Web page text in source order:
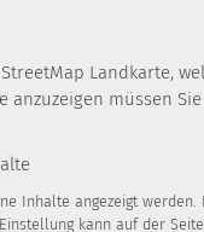
Landkarte,
anzuzeigen müssen
Inhalte angezeigt werden.
kann auf der